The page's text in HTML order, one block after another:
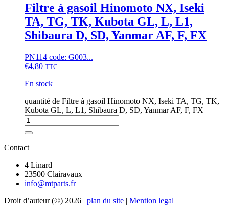
Filtre à gasoil Hinomoto NX, Iseki
TA, TG, TK, Kubota GL, L, L1,
Shibaura D, SD, Yanmar AF, F, FX
PN114 code: G003...
€4,80 TTC
En stock
quantité de Filtre à gasoil Hinomoto NX, Iseki TA, TG, TK,
Kubota GL, L, L1, Shibaura D, SD, Yanmar AF, F, FX
Contact
4 Linard
23500 Clairavaux
info@mtparts.fr
Droit d’auteur (©) 2026 | plan du site | Mention legal